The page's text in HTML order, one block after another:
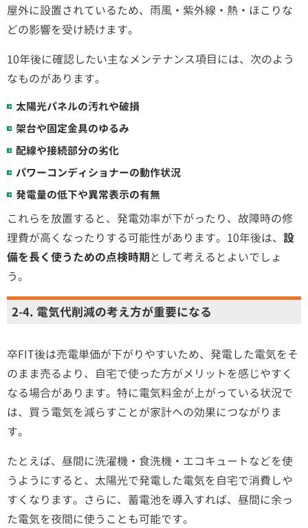
屋外に設置されているため、雨風・紫外線・熱・ほこりな
どの影響を受け続けます。
10年後に確認したい主なメンテナンス項目には、次のよう
なものがあります。
太陽光パネルの汚れや破損
架台や固定金具のゆるみ
配線や接続部分の劣化
パワーコンディショナーの動作状況
発電量の低下や異常表示の有無
これらを放置すると、発電効率が下がったり、故障時の修
理費が高くなったりする可能性があります。10年後は、 設
備を長く使うための点検時期として考えるとよいでしょ
う。
2-4. 電気代削減の考え方が重要になる
卒FIT後は売電単価が下がりやすいため、発電した電気をそ
のまま売るより、自宅で使った方がメリットを感じやすく
なる場合があります。特に電気料金が上がっている状況で
は、買う電気を減らすことが家計への効果につながりま
す。
たとえば、昼間に洗濯機・食洗機・エコキュートなどを使
うようにすると、太陽光で発電した電気を自宅で消費しや
すくなります。さらに、蓄電池を導入すれば、昼間に余っ
た電気を夜間に使うことも可能です。